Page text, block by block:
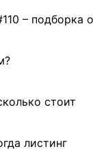
– подборка
стоит
листинг